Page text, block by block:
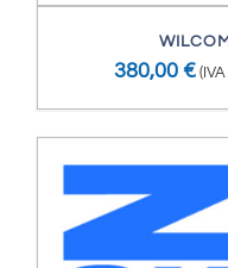
380,00 €